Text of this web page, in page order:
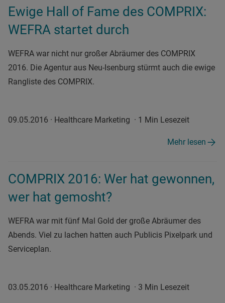
Ewige Hall of Fame des COMPRIX:
WEFRA startet durch
WEFRA war nicht nur großer Abräumer des COMPRIX
2016. Die Agentur aus Neu-Isenburg stürmt auch die ewige
Rangliste des COMPRIX.
09.05.2016 · Healthcare Marketing · 1 Min Lesezeit
Mehr lesen
COMPRIX 2016: Wer hat gewonnen,
wer hat gemosht?
WEFRA war mit fünf Mal Gold der große Abräumer des
Abends. Viel zu lachen hatten auch Publicis Pixelpark und
Serviceplan.
03.05.2016 · Healthcare Marketing · 3 Min Lesezeit